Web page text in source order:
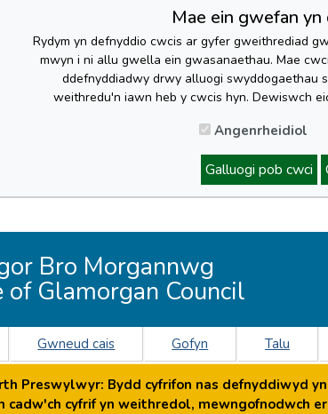
Mae ein gwefan
Rydym yn defnyddio cwcis ar gyfer gweithrediad
mwyn i ni allu gwella ein gwasanaethau. Mae
ddefnyddiadwy drwy alluogi
weithredu'n iawn heb y cwcis hyn. Dewiswch
Angenrheidiol
Galluogi pob cwci
Bro Morgannwg
of Glamorgan Council
Gwneud cais Gofyn Talu
Preswylwyr: Bydd cyfrifon nas defnyddiwyd
cadw'ch cyfrif yn weithredol, mewngofnodwch